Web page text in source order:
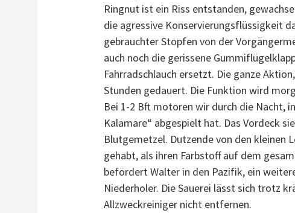
Ringnut ist ein Riss entstanden,
die agressive Konservierungsflüssigkeit
gebrauchter Stopfen von der
auch noch die gerissene
Fahrradschlauch ersetzt. Die ganze
Stunden gedauert. Die Funktion wird
Bei 1-2 Bft motoren wir durch die Nacht,
Kalamare“ abgespielt hat. Das Vordeck
Blutgemetzel. Dutzende von den kleinen
gehabt, als ihren Farbstoff auf dem
befördert Walter in den Pazifik, ein
Niederholer. Die Sauerei lässt sich trotz
Allzweckreiniger nicht entfernen.